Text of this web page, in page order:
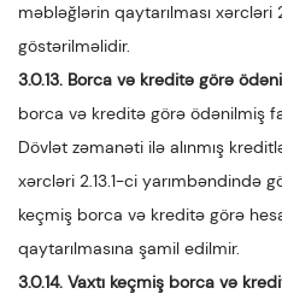
məbləğlərin qaytarılması xərcləri
göstərilməlidir.
3.0.13. Borca və kreditə görə
borca və kreditə görə ödənilmiş
Dövlət zəmanəti ilə alınmış
xərcləri 2.13.1-ci yarımbəndində
keçmiş borca və kreditə görə
qaytarılmasına şamil edilmir.
3.0.14. Vaxtı keçmiş borca və